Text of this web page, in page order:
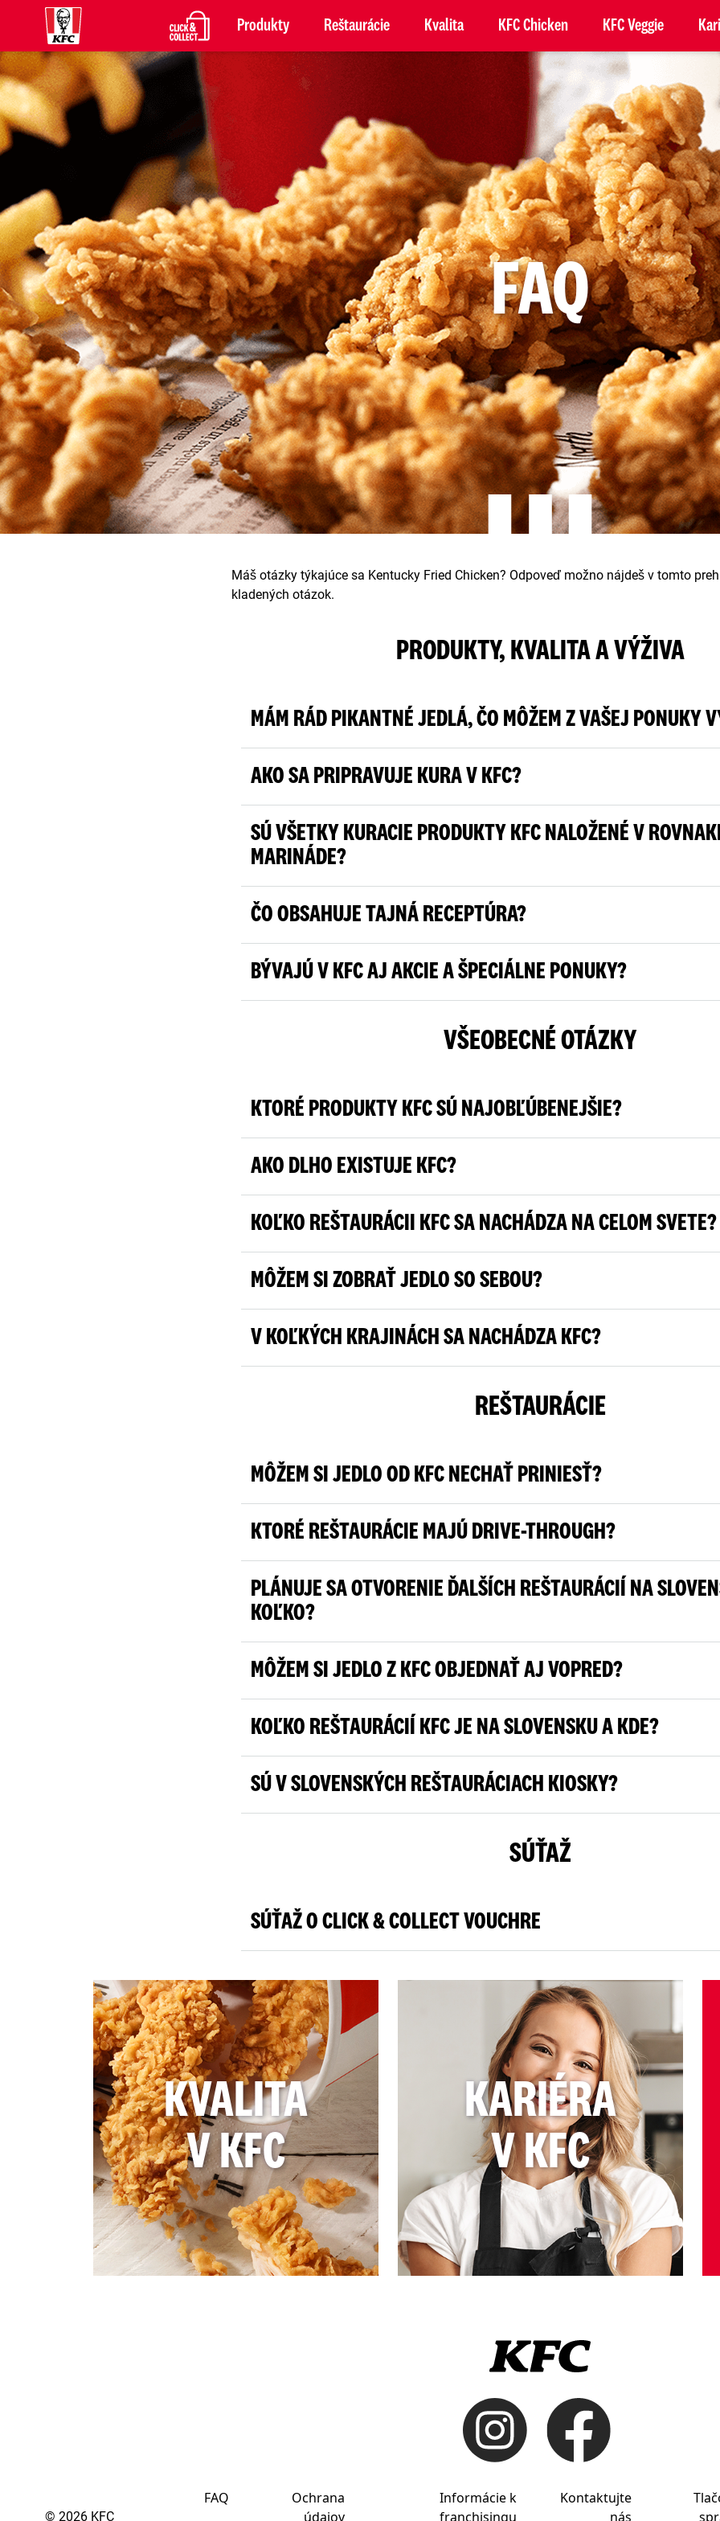
Produkty Reštaurácie Kvalita KFC Chicken KFC Veggie
FAQ
Máš otázky týkajúce sa Kentucky Fried Chicken? Odpoveď možno nájdeš v tomto
kladených otázok.
PRODUKTY, KVALITA A VÝŽIVA
MÁM RÁD PIKANTNÉ JEDLÁ, ČO MÔŽEM Z VAŠEJ PONUKY
AKO SA PRIPRAVUJE KURA V KFC?
SÚ VŠETKY KURACIE PRODUKTY KFC NALOŽENÉ V
MARINÁDE?
ČO OBSAHUJE TAJNÁ RECEPTÚRA?
BÝVAJÚ V KFC AJ AKCIE A ŠPECIÁLNE PONUKY?
VŠEOBECNÉ OTÁZKY
KTORÉ PRODUKTY KFC SÚ NAJOBĽÚBENEJŠIE?
AKO DLHO EXISTUJE KFC?
KOĽKO REŠTAURÁCII KFC SA NACHÁDZA NA CELOM SVETE?
MÔŽEM SI ZOBRAŤ JEDLO SO SEBOU?
V KOĽKÝCH KRAJINÁCH SA NACHÁDZA KFC?
REŠTAURÁCIE
MÔŽEM SI JEDLO OD KFC NECHAŤ PRINIESŤ?
KTORÉ REŠTAURÁCIE MAJÚ DRIVE-THROUGH?
PLÁNUJE SA OTVORENIE ĎALŠÍCH REŠTAURÁCIÍ NA
KOĽKO?
MÔŽEM SI JEDLO Z KFC OBJEDNAŤ AJ VOPRED?
KOĽKO REŠTAURÁCIÍ KFC JE NA SLOVENSKU A KDE?
SÚ V SLOVENSKÝCH REŠTAURÁCIACH KIOSKY?
SÚŤAŽ
SÚŤAŽ O CLICK & COLLECT VOUCHRE
KVALITA
V KFC
KARIÉRA
V KFC
© 2026 KFC
FAQ
Ochrana
údajov
Informácie k
franchisingu
Kontaktujte
nás